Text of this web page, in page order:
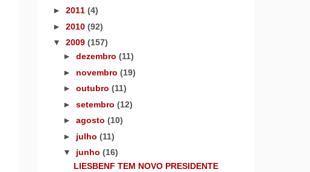
► 2011 (4)
► 2010 (92)
▼ 2009 (157)
► dezembro (11)
► novembro (19)
► outubro (11)
► setembro (12)
► agosto (10)
► julho (11)
▼ junho (16)
LIESBENF TEM NOVO PRESIDENTE